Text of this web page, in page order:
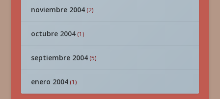
noviembre 2004(2)
octubre 2004(1)
septiembre 2004(5)
enero 2004(1)